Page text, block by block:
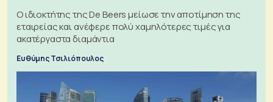
Ο ιδιοκτήτης της De Beers μείωσε την αποτίμηση της
εταιρείας και ανέφερε πολύ χαμηλότερες τιμές για
ακατέργαστα διαμάντια
Ευθύμης Τσιλιόπουλος